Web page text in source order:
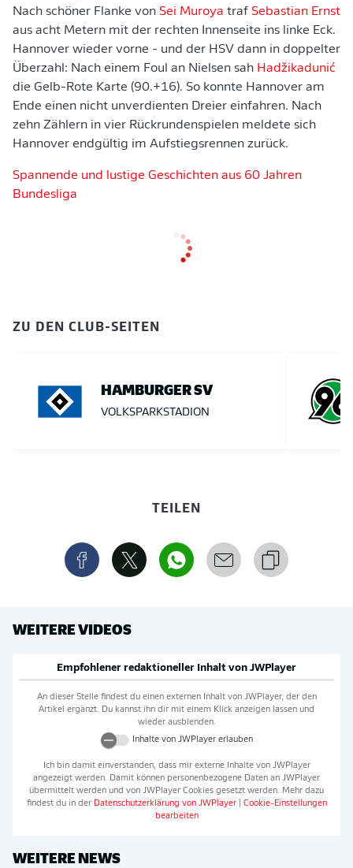
Nach schöner Flanke von Sei Muroya traf Sebastian Ernst
aus acht Metern mit der rechten Innenseite ins linke Eck.
Hannover wieder vorne - und der HSV dann in doppelter
Überzahl: Nach einem Foul an Nielsen sah Hadžikadunić
die Gelb-Rote Karte (90.+16). So konnte Hannover am
Ende einen nicht unverdienten Dreier einfahren. Nach
zehn Zählern in vier Rückrundenspielen meldete sich
Hannover endgültig im Aufstiegsrennen zurück.
Spannende und lustige Geschichten aus 60 Jahren
Bundesliga
ZU DEN CLUB-SEITEN
HAMBURGER SV
VOLKSPARKSTADION
TEILEN
WEITERE VIDEOS
Empfohlener redaktioneller Inhalt von JWPlayer
An dieser Stelle findest du einen externen Inhalt von JWPlayer, der den
Artikel ergänzt. Du kannst ihn dir mit einem Klick anzeigen lassen und
wieder ausblenden.
Inhalte von JWPlayererlauben
Ich bin damit einverstanden, dass mir externe Inhalte von JWPlayer
angezeigt werden. Damit können personenbezogene Daten an JWPlayer
übermittelt werden und von JWPlayer Cookies gesetzt werden. Mehr dazu
findest du in der Datenschutzerklärung von JWPlayer| Cookie-Einstellungen
bearbeiten
WEITERE NEWS